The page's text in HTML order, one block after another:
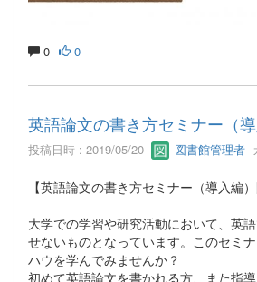
0 0
英語論文の書き方セミナー（
投稿日時 : 2019/05/20 図書館管理者
【英語論文の書き方セミナー（導入編）
大学での学習や研究活動において、英
せないものとなっています。このセミ
ハウを学んでみませんか？
初めて英語論文を書かれる方、また指